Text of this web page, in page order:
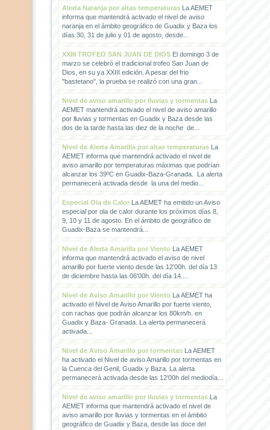
Alerta Naranja por altas temperaturasLa AEMET
informa que mantendrá activado el nivel de aviso
naranja en el ámbito geográfico de Guadix y Baza los
días 30, 31 de julio y 01 de agosto, desde...
XXIII TROFEO SAN JUAN DE DIOSEl domingo 3 de
marzo se celebró el tradicional trofeo San Juan de
Dios, en su ya XXIII edición. A pesar del frio
"bastetano", la prueba se realizó con una gran...
Nivel de aviso amarillo por lluvias y tormentasLa
AEMET mantendrá activado el nivel de aviso amarillo
por lluvias y tormentas en Guadix y Baza desde las
dos de la tarde hasta las diez de la noche de...
Nivel de Alerta Amarilla por altas temperaturasLa
AEMET informa que mantendrá activado el nivel de
aviso amarillo por temperaturas máximas que podrían
alcanzar los 39ºC en Guadix-Baza-Granada. La alerta
permanecerá activada desde la una del medio...
Especial Ola de CalorLa AEMET ha emitido un Aviso
especial por ola de calor durante los próximos días 8,
9, 10 y 11 de agosto. En el ámbito de geográfico de
Guadix-Baza se mantendrá...
Nivel de Alerta Amarilla por VientoLa AEMET
informa que mantendrá activado el aviso de nivel
amarillo por fuerte viento desde las 12'00h. del día 13
de diciembre hasta las 06'00h. del día 14....
Nivel de Aviso Amarillo por VientoLa AEMET ha
activado el Nivel de Aviso Amarillo por fuerte viento,
con rachas que podrán alcanzar los 80km/h. en
Guadix y Baza- Granada. La alerta permanecerá
activada...
Nivel de Aviso Amarillo por tormentasLa AEMET
ha activado el Nivel de aviso Amarillo por tormentas en
la Cuenca del Genil, Guadix y Baza. La alerta
permanecerá activada desde las 12'00h del mediodía...
Nivel de aviso amarillo por lluvias y tormentasLa
AEMET informa que mantendrá activado el nivel de
aviso amarillo por lluvias y tormentas en el ámbito
geográfico de Guadix y Baza, desde las doce del